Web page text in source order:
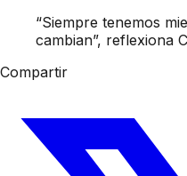
“Siempre tenemos
cambian”, reflexiona
Compartir